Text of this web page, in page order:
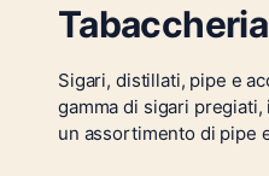
Sigari, distillati, pipe e
gamma di sigari
un assortimento di pipe